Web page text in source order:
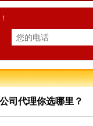
公司代理你选哪里？